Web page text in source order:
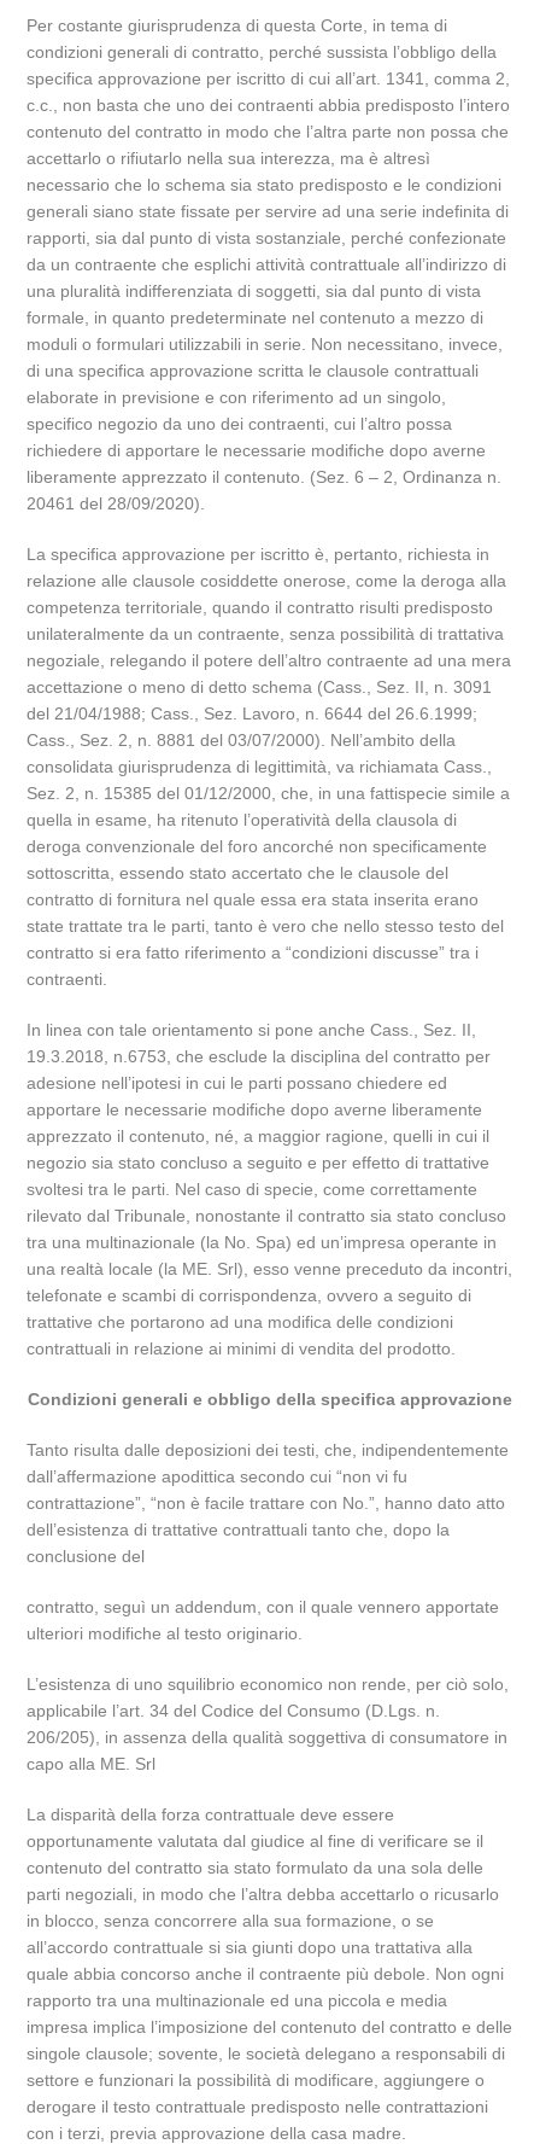
Per costante giurisprudenza di questa Corte, in tema di
condizioni generali di contratto, perché sussista l’obbligo della
specifica approvazione per iscritto di cui all’art. 1341, comma 2,
c.c., non basta che uno dei contraenti abbia predisposto l’intero
contenuto del contratto in modo che l’altra parte non possa che
accettarlo o rifiutarlo nella sua interezza, ma è altresì
necessario che lo schema sia stato predisposto e le condizioni
generali siano state fissate per servire ad una serie indefinita di
rapporti, sia dal punto di vista sostanziale, perché confezionate
da un contraente che esplichi attività contrattuale all’indirizzo di
una pluralità indifferenziata di soggetti, sia dal punto di vista
formale, in quanto predeterminate nel contenuto a mezzo di
moduli o formulari utilizzabili in serie. Non necessitano, invece,
di una specifica approvazione scritta le clausole contrattuali
elaborate in previsione e con riferimento ad un singolo,
specifico negozio da uno dei contraenti, cui l’altro possa
richiedere di apportare le necessarie modifiche dopo averne
liberamente apprezzato il contenuto. (Sez. 6 – 2, Ordinanza n.
20461 del 28/09/2020).
La specifica approvazione per iscritto è, pertanto, richiesta in
relazione alle clausole cosiddette onerose, come la deroga alla
competenza territoriale, quando il contratto risulti predisposto
unilateralmente da un contraente, senza possibilità di trattativa
negoziale, relegando il potere dell’altro contraente ad una mera
accettazione o meno di detto schema (Cass., Sez. II, n. 3091
del 21/04/1988; Cass., Sez. Lavoro, n. 6644 del 26.6.1999;
Cass., Sez. 2, n. 8881 del 03/07/2000). Nell’ambito della
consolidata giurisprudenza di legittimità, va richiamata Cass.,
Sez. 2, n. 15385 del 01/12/2000, che, in una fattispecie simile a
quella in esame, ha ritenuto l’operatività della clausola di
deroga convenzionale del foro ancorché non specificamente
sottoscritta, essendo stato accertato che le clausole del
contratto di fornitura nel quale essa era stata inserita erano
state trattate tra le parti, tanto è vero che nello stesso testo del
contratto si era fatto riferimento a “condizioni discusse” tra i
contraenti.
In linea con tale orientamento si pone anche Cass., Sez. II,
19.3.2018, n.6753, che esclude la disciplina del contratto per
adesione nell’ipotesi in cui le parti possano chiedere ed
apportare le necessarie modifiche dopo averne liberamente
apprezzato il contenuto, né, a maggior ragione, quelli in cui il
negozio sia stato concluso a seguito e per effetto di trattative
svoltesi tra le parti. Nel caso di specie, come correttamente
rilevato dal Tribunale, nonostante il contratto sia stato concluso
tra una multinazionale (la No. Spa) ed un’impresa operante in
una realtà locale (la ME. Srl), esso venne preceduto da incontri,
telefonate e scambi di corrispondenza, ovvero a seguito di
trattative che portarono ad una modifica delle condizioni
contrattuali in relazione ai minimi di vendita del prodotto.
Condizioni generali e obbligo della specifica approvazione
Tanto risulta dalle deposizioni dei testi, che, indipendentemente
dall’affermazione apodittica secondo cui “non vi fu
contrattazione”, “non è facile trattare con No.”, hanno dato atto
dell’esistenza di trattative contrattuali tanto che, dopo la
conclusione del
contratto, seguì un addendum, con il quale vennero apportate
ulteriori modifiche al testo originario.
L’esistenza di uno squilibrio economico non rende, per ciò solo,
applicabile l’art. 34 del Codice del Consumo (D.Lgs. n.
206/205), in assenza della qualità soggettiva di consumatore in
capo alla ME. Srl
La disparità della forza contrattuale deve essere
opportunamente valutata dal giudice al fine di verificare se il
contenuto del contratto sia stato formulato da una sola delle
parti negoziali, in modo che l’altra debba accettarlo o ricusarlo
in blocco, senza concorrere alla sua formazione, o se
all’accordo contrattuale si sia giunti dopo una trattativa alla
quale abbia concorso anche il contraente più debole. Non ogni
rapporto tra una multinazionale ed una piccola e media
impresa implica l’imposizione del contenuto del contratto e delle
singole clausole; sovente, le società delegano a responsabili di
settore e funzionari la possibilità di modificare, aggiungere o
derogare il testo contrattuale predisposto nelle contrattazioni
con i terzi, previa approvazione della casa madre.